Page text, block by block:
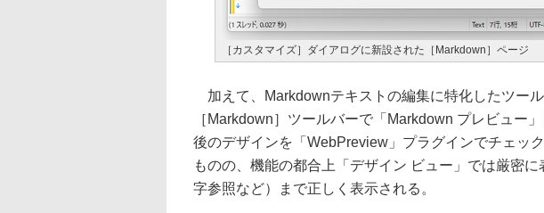
［カスタマイズ］ダイアログに新設された［Markdown］ページ
加えて、Markdownテキストの編集に特化したツール
［Markdown］ツールバーで「Markdown プレビュー
後のデザインを「WebPreview」プラグインでチェッ
ものの、機能の都合上「デザイン ビュー」では厳密
字参照など）まで正しく表示される。